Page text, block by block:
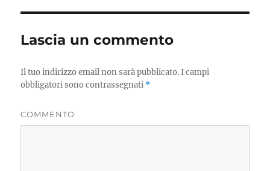
Lascia un commento
Il tuo indirizzo email non sarà pubblicato.I campi
obbligatori sono contrassegnati *
COMMENTO